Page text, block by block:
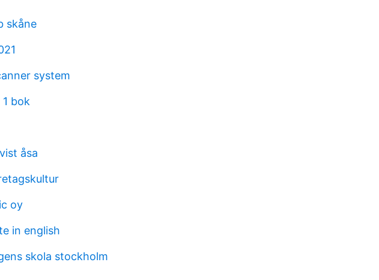
skåne
system
bok
åsa
oy
in english
skola stockholm